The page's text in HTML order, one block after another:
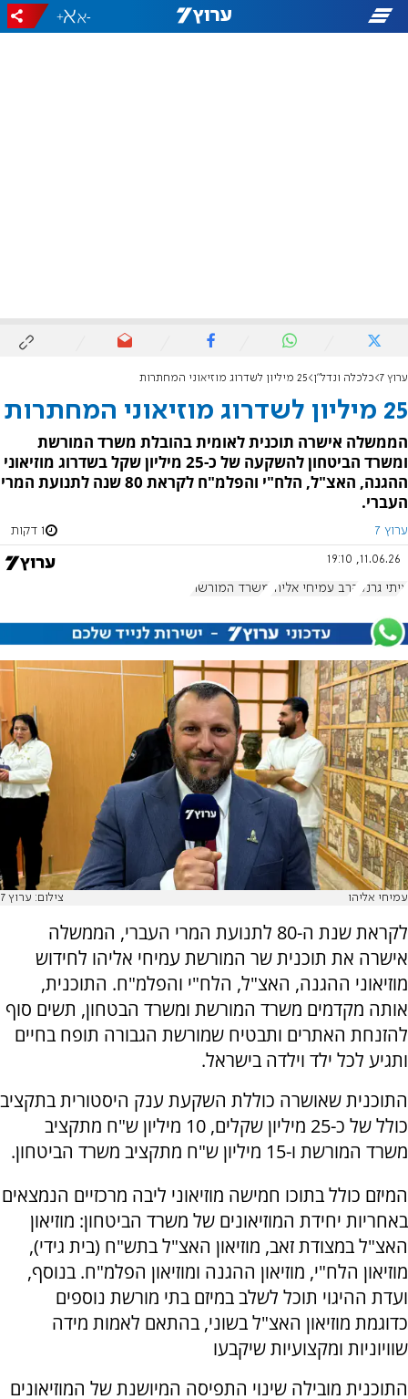
-
+
ערוץ 7 כלכלה ונדל"ן 25 מיליון לשדרוג מוזיאוני המחתרות
25 מיליון לשדרוג מוזיאוני המחתרות
הממשלה אישרה תוכנית לאומית בהובלת משרד המורשת
ומשרד הביטחון להשקעה של כ-25 מיליון שקל בשדרוג מוזיאוני
ההגנה, האצ"ל, הלח"י והפלמ"ח לקראת 80 שנה לתנועת המרי
העברי.
ערוץ 7 1 דקות
11.06.26, 19:10
איתי גרנק הרב עמיחי אליהו משרד המורשת
עמיחי אליהו צילום: ערוץ 7
לקראת שנת ה-80 לתנועת המרי העברי, הממשלה
אישרה את תוכנית שר המורשת עמיחי אליהו לחידוש
מוזיאוני ההגנה, האצ"ל, הלח"י והפלמ"ח. התוכנית,
אותה מקדמים משרד המורשת ומשרד הבטחון, תשים סוף
להזנחת האתרים ותבטיח שמורשת הגבורה תופח בחיים
ותגיע לכל ילד וילדה בישראל.
התוכנית שאושרה כוללת השקעת ענק היסטורית בתקציב
כולל של כ-25 מיליון שקלים, 10 מיליון ש"ח מתקציב
משרד המורשת ו-15 מיליון ש"ח מתקציב משרד הביטחון.
המיזם כולל בתוכו חמישה מוזיאוני ליבה מרכזיים הנמצאים
באחריות יחידת המוזיאונים של משרד הביטחון: מוזיאון
האצ"ל במצודת זאב, מוזיאון האצ"ל בתש"ח (בית גידי),
מוזיאון הלח"י, מוזיאון ההגנה ומוזיאון הפלמ"ח. בנוסף,
ועדת ההיגוי תוכל לשלב במיזם בתי מורשת נוספים
כדוגמת מוזיאון האצ"ל בשוני, בהתאם לאמות מידה
שוויוניות ומקצועיות שיקבעו
התוכנית מובילה שינוי התפיסה המיושנת של המוזיאונים